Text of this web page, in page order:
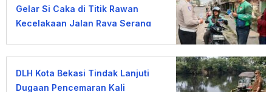
Gelar Si Caka di Titik Rawan
Kecelakaan Jalan Raya Serang
DLH Kota Bekasi Tindak Lanjuti
Dugaan Pencemaran Kali